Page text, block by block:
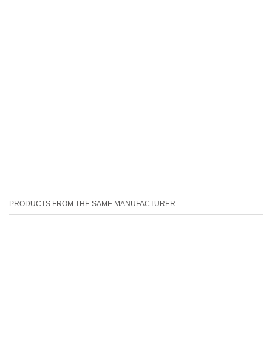
PRODUCTS FROM THE SAME MANUFACTURER